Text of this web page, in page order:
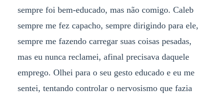
sempre foi bem-educado, mas não comigo. Caleb
sempre me fez capacho, sempre dirigindo para ele,
sempre me fazendo carregar suas coisas pesadas,
mas eu nunca reclamei, afinal precisava daquele
emprego. Olhei para o seu gesto educado e eu me
sentei, tentando controlar o nervosismo que fazia